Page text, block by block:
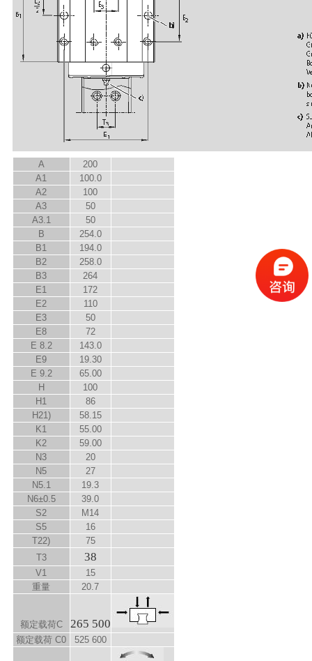
A
200
A1
100.0
A2
100
A3
50
A3.1
50
B
254.0
B1
194.0
B2
258.0
B3
264
E1
172
E2
110
E3
50
E8
72
E 8.2
143.0
E9
19.30
E 9.2
65.00
H
100
H 1
86
H21)
58.15
K1
55.00
K2
59.00
N3
20
N5
27
N5.1
19.3
N6±0.5
39.0
S2
M14
S5
16
T22)
75
T3 38
V1
15
重量
20.7
额定载荷C 265 500
额定载荷 C0 525 600